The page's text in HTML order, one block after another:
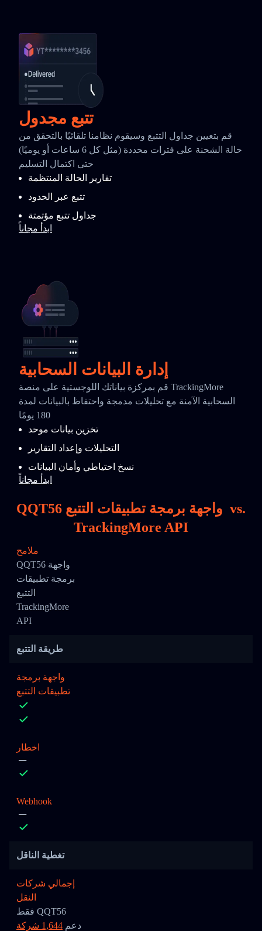
تتبع مجدول
قم بتعيين جداول التتبع وسيقوم نظامنا تلقائيًا بالتحقق من
حالة الشحنة على فترات محددة (مثل كل 6 ساعات أو يوميًا)
حتى اكتمال التسليم
تقارير الحالة المنتظمة
تتبع عبر الحدود
جداول تتبع مؤتمتة
ابدأ مجاناً
إدارة البيانات السحابية
قم بمركزة بياناتك اللوجستية على منصة TrackingMore
السحابية الآمنة مع تحليلات مدمجة واحتفاظ بالبيانات لمدة
180 يومًا
تخزين بيانات موحد
التحليلات وإعداد التقارير
نسخ احتياطي وأمان البيانات
ابدأ مجاناً
QQT56 واجهة برمجة تطبيقات التتبع vs.
TrackingMore API
ملامح
QQT56 واجهة
برمجة تطبيقات
التتبع
TrackingMore
API
طريقة التتبع
واجهة برمجة
تطبيقات التتبع
اخطار
Webhook
تغطية الناقل
إجمالي شركات
النقل
فقط QQT56
دعم
1,644 شركة